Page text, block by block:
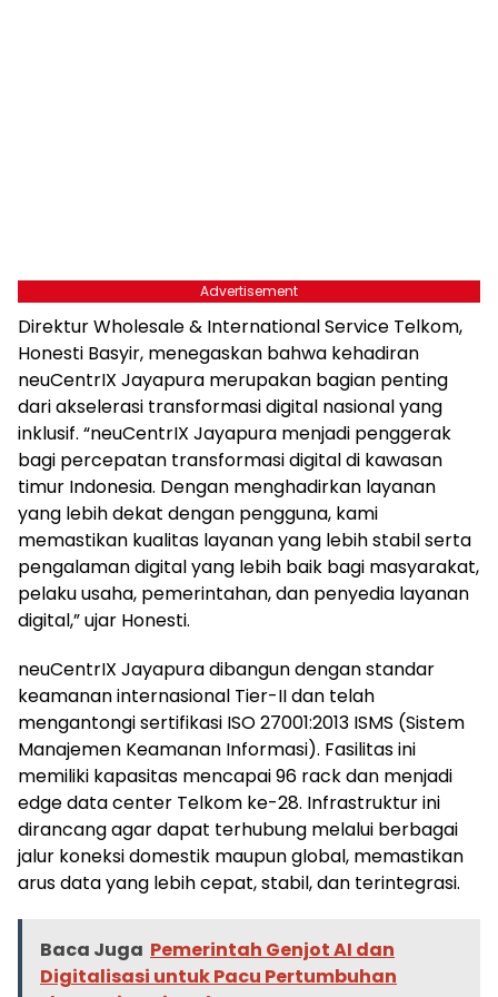
Advertisement
Direktur Wholesale & International Service Telkom,
Honesti Basyir, menegaskan bahwa kehadiran
neuCentrIX Jayapura merupakan bagian penting
dari akselerasi transformasi digital nasional yang
inklusif. “neuCentrIX Jayapura menjadi penggerak
bagi percepatan transformasi digital di kawasan
timur Indonesia. Dengan menghadirkan layanan
yang lebih dekat dengan pengguna, kami
memastikan kualitas layanan yang lebih stabil serta
pengalaman digital yang lebih baik bagi masyarakat,
pelaku usaha, pemerintahan, dan penyedia layanan
digital,” ujar Honesti.
neuCentrIX Jayapura dibangun dengan standar
keamanan internasional Tier-II dan telah
mengantongi sertifikasi ISO 27001:2013 ISMS (Sistem
Manajemen Keamanan Informasi). Fasilitas ini
memiliki kapasitas mencapai 96 rack dan menjadi
edge data center Telkom ke-28. Infrastruktur ini
dirancang agar dapat terhubung melalui berbagai
jalur koneksi domestik maupun global, memastikan
arus data yang lebih cepat, stabil, dan terintegrasi.
Baca Juga Pemerintah Genjot AI dan
Digitalisasi untuk Pacu Pertumbuhan